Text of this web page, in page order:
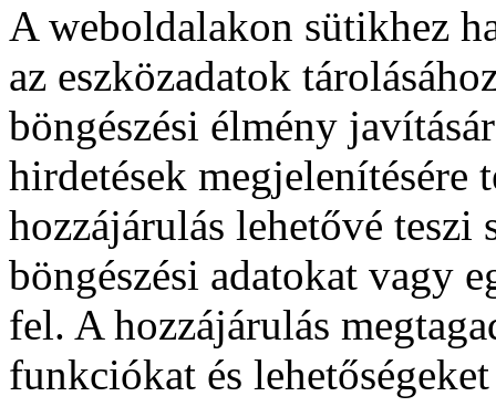
A weboldalakon sütikhez
az eszközadatok
böngészési élmény
hirdetések megjelenítésére
hozzájárulás lehetővé
böngészési adatokat vagy
fel. A hozzájárulás
funkciókat és